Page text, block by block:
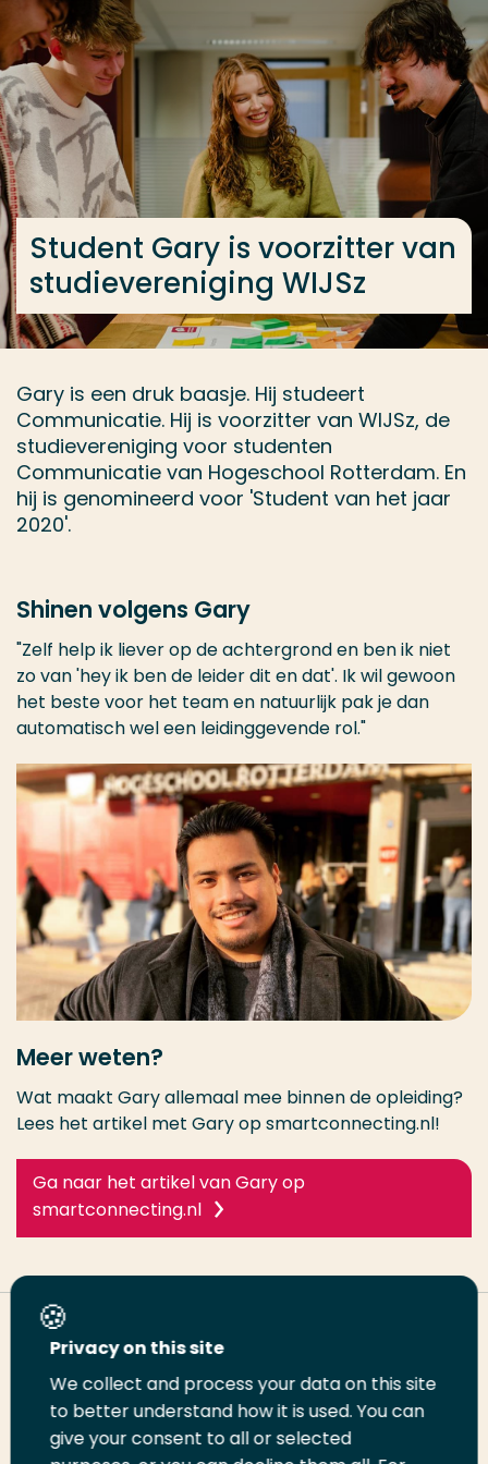
Ga direct naar de content
... > Communicatie voltijd
Student Gary is voorzitter van
studievereniging WIJSz
Gary is een druk baasje. Hij studeert
Communicatie. Hij is voorzitter van WIJSz, de
studievereniging voor studenten
Communicatie van Hogeschool Rotterdam. En
hij is genomineerd voor 'Student van het jaar
2020'.
Shinen volgens Gary
"Zelf help ik liever op de achtergrond en ben ik niet
zo van 'hey ik ben de leider dit en dat'. Ik wil gewoon
het beste voor het team en natuurlijk pak je dan
automatisch wel een leidinggevende rol."
Meer weten?
Wat maakt Gary allemaal mee binnen de opleiding?
Lees het artikel met Gary op smartconnecting.nl!
Ga naar het artikel van Gary op
smartconnecting.nl
Deel deze pagina
DeelDeel
op
Deel
op
Email
deze
Print
deze
Veel gezocht
Opleiding
Privacy on this site
We collect and process your data on this site
to better understand how it is used. You can
give your consent to all or selected